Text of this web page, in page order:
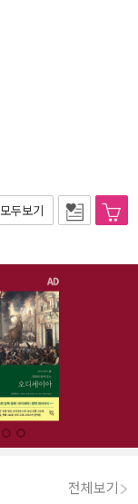
모두보기
전체보기